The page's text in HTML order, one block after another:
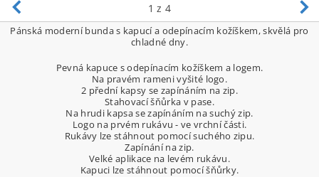
1 z 4
Pánská moderní bunda s kapucí a odepínacím kožíškem, skvělá pro
chladné dny.
Pevná kapuce s odepínacím kožíškem a logem.
Na pravém rameni vyšité logo.
2 přední kapsy se zapínáním na zip.
Stahovací šňůrka v pase.
Na hrudi kapsa se zapínáním na suchý zip.
Logo na prvém rukávu - ve vrchní části.
Rukávy lze stáhnout pomocí suchého zipu.
Zapínání na zip.
Velké aplikace na levém rukávu.
Kapuci lze stáhnout pomocí šňůrky.